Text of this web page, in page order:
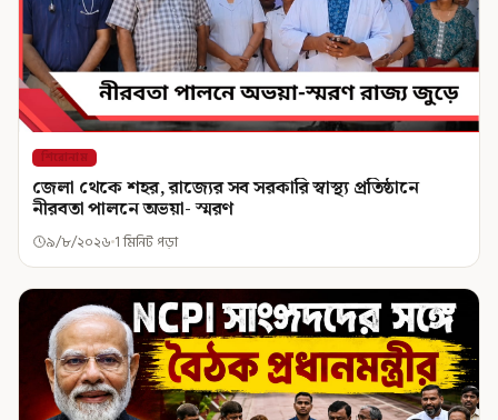
শিরোনাম
জেলা থেকে শহর, রাজ্যের সব সরকারি স্বাস্থ্য প্রতিষ্ঠানে
নীরবতা পালনে অভয়া- স্মরণ
৯/৮/২০২৬ 1 মিনিট পড়া